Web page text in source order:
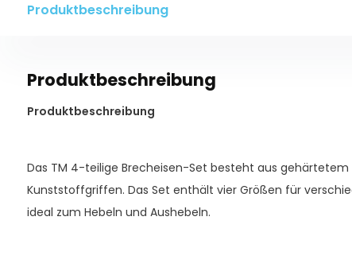
Produktbeschreibung
Produktbeschreibung
Produktbeschreibung
Das TM 4-teilige Brecheisen-Set besteht aus
Kunststoffgriffen. Das Set enthält vier Größen für
ideal zum Hebeln und Aushebeln.